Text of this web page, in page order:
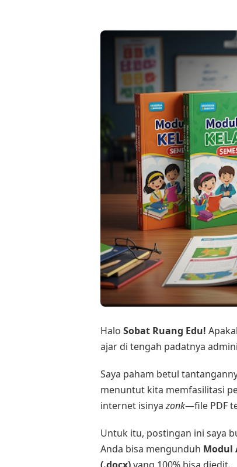
Halo Sobat Ruang Edu!
ajar di tengah padatnya
Saya paham betul
menuntut kita memfasilitasi
internet isinyazonk—file PDF
Untuk itu, postingan ini saya
Anda bisa mengunduh Modul